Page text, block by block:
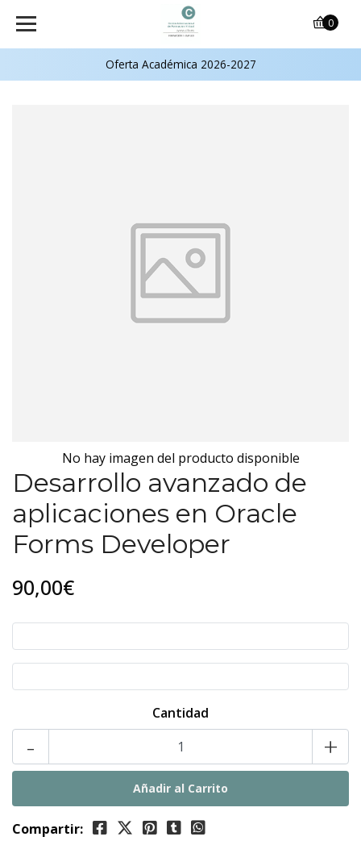
Oferta Académica 2026-2027
0
No hay imagen del producto disponible
Desarrollo avanzado de
aplicaciones en Oracle
Forms Developer
90,00€
Cantidad
- +
Compartir: